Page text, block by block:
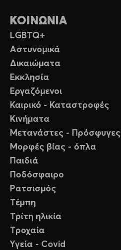
ΚΟΙΝΩΝΙΑ
LGBTQ+
Αστυνομικά
Δικαιώματα
Εκκλησία
Εργαζόμενοι
Καιρικό - Καταστροφές
Κινήματα
Μετανάστες - Πρόσφυγες
Μορφές βίας - όπλα
Παιδιά
Ποδόσφαιρο
Ρατσισμός
Τέμπη
Τρίτη ηλικία
Τροχαία
Υγεία - Covid